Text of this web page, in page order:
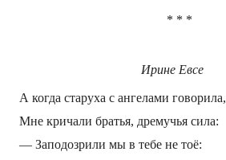
* * *
Ирине Евсе
А когда старуха с ангелами говорила,
Мне кричали братья, дремучья сила:
— Заподозрили мы в тебе не тоё: